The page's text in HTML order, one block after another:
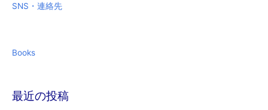
SNS・連絡先
Books
最近の投稿